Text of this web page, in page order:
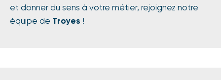
et donner du sens à votre métier, rejoignez notre
équipe de Troyes !